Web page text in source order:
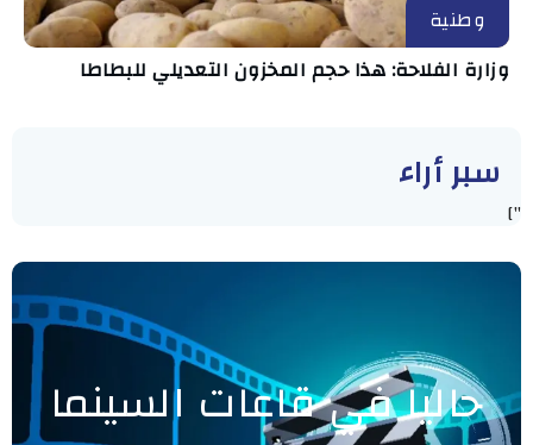
وطنية
وزارة الفلاحة: هذا حجم المخزون التعديلي للبطاطا
سبر أراء
"]
حاليا في قاعات السينما